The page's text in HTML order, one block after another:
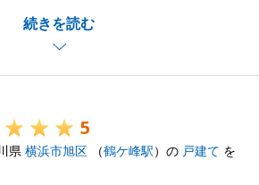
続きを読む
完了できたとのこと、心より安堵
の貴重なご意見は、社内の担当者
直し、今後の品質向上に繋げてま
して率直なご意見を賜りましたこ
5
県 横浜市旭区 （鶴ケ峰駅）の 戸建て を